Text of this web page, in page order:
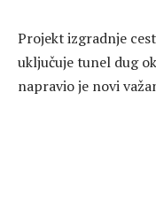
Projekt izgradnje
uključuje tunel dug
napravio je novi